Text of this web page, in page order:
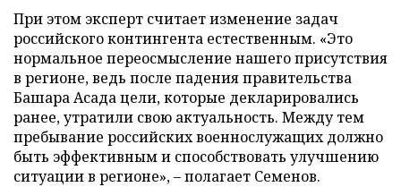
При этом эксперт считает изменение задач
российского контингента естественным. «Это
нормальное переосмысление нашего присутствия
в регионе, ведь после падения правительства
Башара Асада цели, которые декларировались
ранее, утратили свою актуальность. Между тем
пребывание российских военнослужащих должно
быть эффективным и способствовать улучшению
ситуации в регионе», – полагает Семенов.